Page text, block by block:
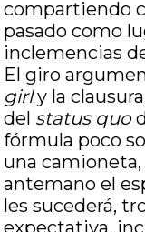
compartiendo
pasado como
inclemencias
El giro
girly la
del status quo
fórmula poco
una
antemano el
les sucederá,
expectativa,